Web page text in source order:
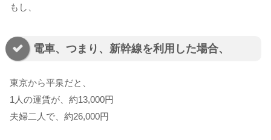
もし、
電車、つまり、新幹線を利用した場合、
東京から平泉だと、
1人の運賃が、約13,000円
夫婦二人で、約26,000円